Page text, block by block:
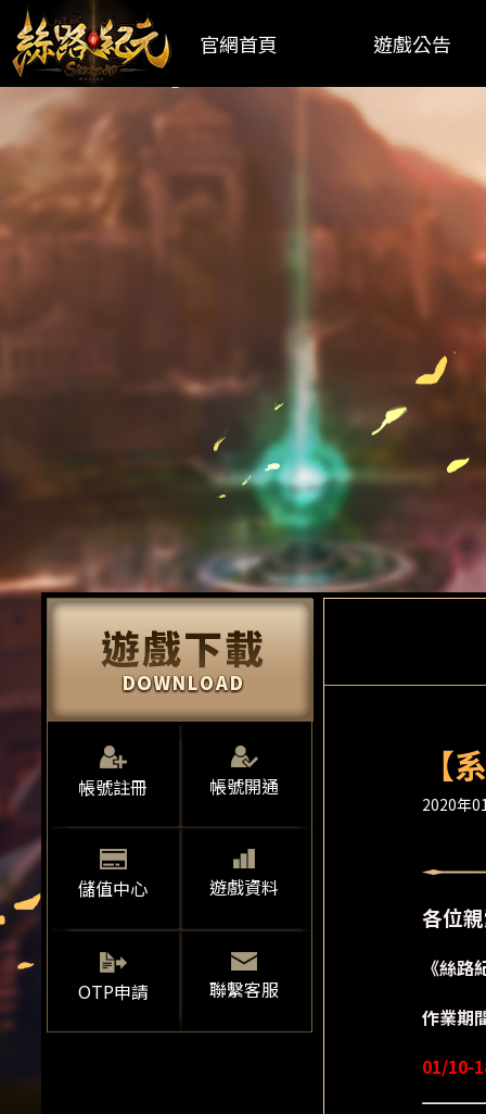
官網首頁 遊戲公告
帳號註冊 帳號開通
儲值中心 遊戲資料
OTP申請 聯繫客服
【
2020年
各位
《絲
作業期
01/10-